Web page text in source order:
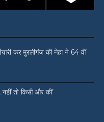
कर मुरलीगंज की नेहा ने 64 वीं
तो किसी और की’